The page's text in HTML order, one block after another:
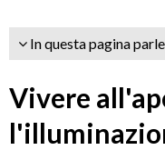
In questa pagina
Vivere